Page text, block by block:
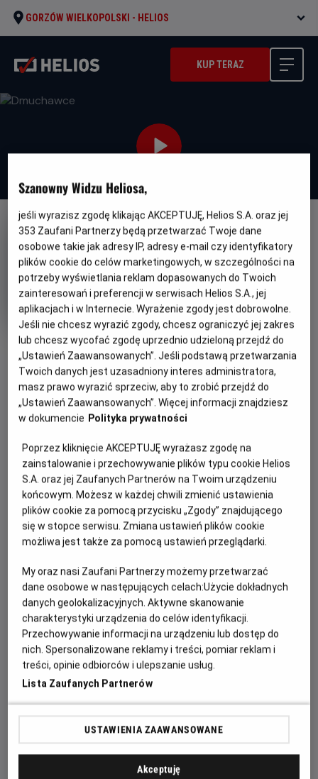
GORZÓW WIELKOPOLSKI - HELIOS
KUP TERAZ
DUBBING
OBSERWUJ
Dmuchawce
Oryginalny
tytuł
Planetes Gatunek
Animowany / Przygodowy /
Familijny
Minimalny
wiek
Od 7 lat
Czas
trwania
76 min
Kraj
i
rok
produkcji
Belgia, Francja
PREMIERA
17 kwietnia 2026
Momoko Seto
WIĘCEJ SZCZEGÓŁÓW
Dendelion, Baraban, Léonto i Taraxa to czwórka
niezwykłych przyjaciół; cztery nasiona, które kiedyś
należały do tego samego dmuchawca. Ocalone przed
wybuchem nuklearnym, który zniszczył Ziemię, zostają
wyrzucone w kosmos, podróżując przez gwiezdne
niezapomnianą przygodę, by znaleźć nowy dom i osiedlić
się na stałe.
Szanowny Widzu Heliosa,
jeśli wyrazisz zgodę klikając AKCEPTUJĘ, Helios S.A. oraz jej
353 Zaufani Partnerzy będą przetwarzać Twoje dane
osobowe takie jak adresy IP, adresy e-mail czy identyfikatory
plików cookie do celów marketingowych, w szczególności na
potrzeby wyświetlania reklam dopasowanych do Twoich
zainteresowań i preferencji w serwisach Helios S.A., jej
aplikacjach i w Internecie. Wyrażenie zgody jest dobrowolne.
Jeśli nie chcesz wyrazić zgody, chcesz ograniczyć jej zakres
lub chcesz wycofać zgodę uprzednio udzieloną przejdź do
„Ustawień Zaawansowanych”. Jeśli podstawą przetwarzania
Twoich danych jest uzasadniony interes administratora,
masz prawo wyrazić sprzeciw, aby to zrobić przejdź do
„Ustawień Zaawansowanych”. Więcej informacji znajdziesz
w dokumencie Polityka prywatności
Poprzez kliknięcie AKCEPTUJĘ wyrażasz zgodę na
zainstalowanie i przechowywanie plików typu cookie Helios
S.A. oraz jej Zaufanych Partnerów na Twoim urządzeniu
końcowym. Możesz w każdej chwili zmienić ustawienia
plików cookie za pomocą przycisku „Zgody” znajdującego
się w stopce serwisu. Zmiana ustawień plików cookie
możliwa jest także za pomocą ustawień przeglądarki.
My oraz nasi Zaufani Partnerzy możemy przetwarzać
dane osobowe w następujących celach:Użycie dokładnych
danych geolokalizacyjnych. Aktywne skanowanie
charakterystyki urządzenia do celów identyfikacji.
Przechowywanie informacji na urządzeniu lub dostęp do
nich. Spersonalizowane reklamy i treści, pomiar reklam i
treści, opinie odbiorców i ulepszanie usług.
Lista Zaufanych Partnerów
USTAWIENIA ZAAWANSOWANE
Akceptuję